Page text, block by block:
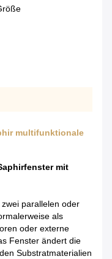
multifunktionale
mit
parallelen oder
als
oder externe
Fenster ändert die
Substratmaterialien